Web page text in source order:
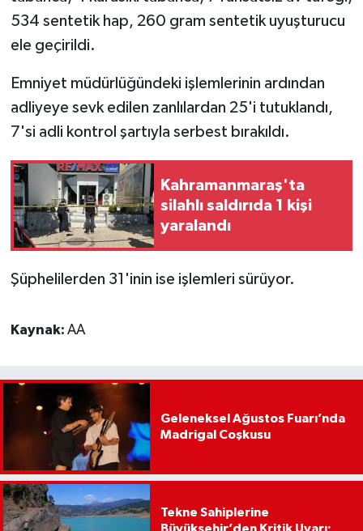
534 sentetik hap, 260 gram sentetik uyuşturucu
ele geçirildi.
Emniyet müdürlüğündeki işlemlerinin ardından
adliyeye sevk edilen zanlılardan 25'i tutuklandı,
7'si adli kontrol şartıyla serbest bırakıldı.
Kahramanmaraş'ta
silahlı saldırıda 1 kişi
yaralandı
Şüphelilerden 31'inin ise işlemleri sürüyor.
Kaynak: AA
Geleneksel Ağustos Fuarı’nda
Madrigal Coşkusu
Tekne Sahiplerine
Büyükşehir’den Kritik Uyarı;